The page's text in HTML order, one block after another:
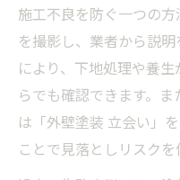
施工不良を防ぐ一つの
を撮影し、業者から説
により、下地処理や養
らでも確認できます。
は「外壁塗装 立会い」
ことで見落としリスクを